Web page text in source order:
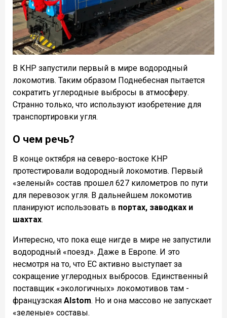
В КНР запустили первый в мире водородный
локомотив. Таким образом Поднебесная пытается
сократить углеродные выбросы в атмосферу.
Странно только, что используют изобретение для
транспортировки угля.
О чем речь?
В конце октября на северо-востоке КНР
протестировали водородный локомотив. Первый
«зеленый» состав прошел 627 километров по пути
для перевозок угля. В дальнейшем локомотив
планируют использовать в портах, заводках и
шахтах.
Интересно, что пока еще нигде в мире не запустили
водородный «поезд». Даже в Европе. И это
несмотря на то, что ЕС активно выступает за
сокращение углеродных выбросов. Единственный
поставщик «экологичных» локомотивов там -
французская Alstom. Но и она массово не запускает
«зеленые» составы.